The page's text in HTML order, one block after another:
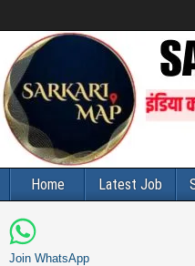
Home Latest Job
Join WhatsApp